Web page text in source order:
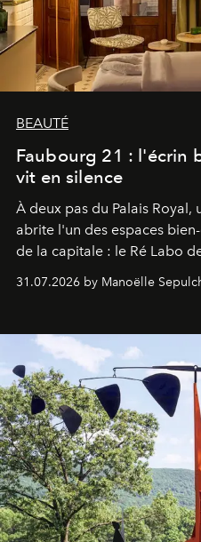
BEAUTÉ
Faubourg 21 : l'écrin
vit en silence
À deux pas du Palais
abrite l'un des espaces
de la capitale : le Ré Labo
31.07.2026 by Manoëlle